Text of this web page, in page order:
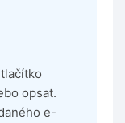
opsat.
e-